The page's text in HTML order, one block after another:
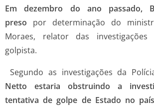
Em dezembro do ano passado,
preso por determinação do
Moraes, relator das
golpista.
Segundo as investigações da
Netto estaria obstruindo a
tentativa de golpe de Estado no